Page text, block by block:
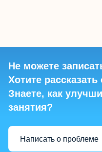
Не можете
Хотите
Знаете, как
занятия?
Написать о проблеме